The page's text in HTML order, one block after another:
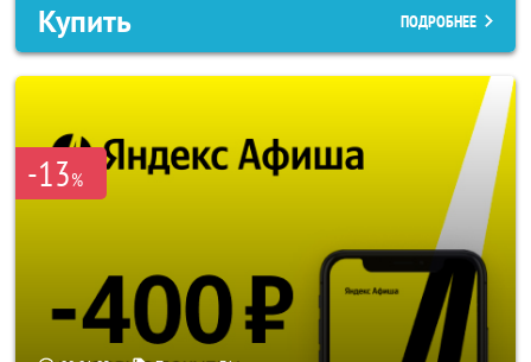
Купить ПОДРОБНЕЕ
-13%